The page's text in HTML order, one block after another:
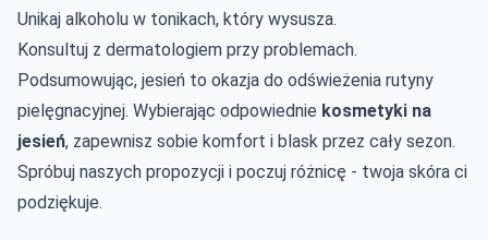
Unikaj alkoholu w tonikach, który wysusza.
Konsultuj z dermatologiem przy problemach.
Podsumowując, jesień to okazja do odświeżenia rutyny
pielęgnacyjnej. Wybierając odpowiednie kosmetyki na
jesień, zapewnisz sobie komfort i blask przez cały sezon.
Spróbuj naszych propozycji i poczuj różnicę - twoja skóra ci
podziękuje.